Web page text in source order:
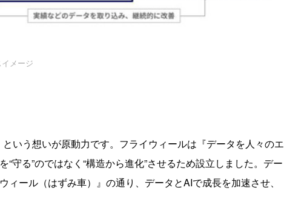
メージ
いう想いが原動力です。フライウィールは『データを人々のエ
守る”のではなく“構造から進化”させるため設立しました。デー
ール（はずみ車）』の通り、データとAIで成長を加速させ、